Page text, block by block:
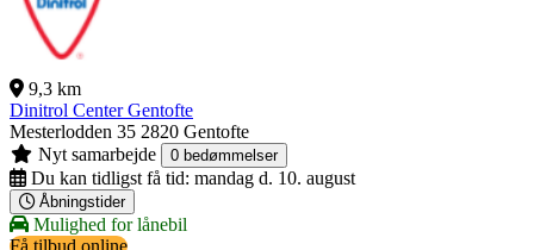
9,3 km
Dinitrol Center Gentofte
Mesterlodden 35 2820 Gentofte
Nyt samarbejde
0 bedømmelser
Du kan tidligst få tid: mandag d. 10. august
Åbningstider
Mulighed for lånebil